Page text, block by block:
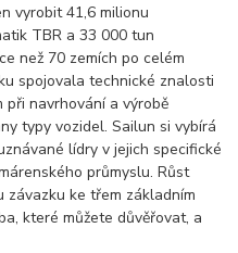
vyrobit 41,6 milionu
TBR a 33 000 tun
než 70 zemích po celém
spojovala technické znalosti
při navrhování a výrobě
typy vozidel. Sailun si vybírá
lídry v jejich specifické
průmyslu. Růst
závazku ke třem základním
které můžete důvěřovat, a